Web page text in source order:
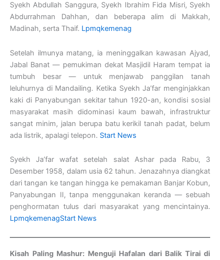
Syekh Abdullah Sanggura, Syekh Ibrahim Fida Misri, Syekh
Abdurrahman Dahhan, dan beberapa alim di Makkah,
Madinah, serta Thaif. Lpmqkemenag
Setelah ilmunya matang, ia meninggalkan kawasan Ajyad,
Jabal Banat — pemukiman dekat Masjidil Haram tempat ia
tumbuh besar — untuk menjawab panggilan tanah
leluhurnya di Mandailing. Ketika Syekh Ja’far menginjakkan
kaki di Panyabungan sekitar tahun 1920-an, kondisi sosial
masyarakat masih didominasi kaum bawah, infrastruktur
sangat minim, jalan berupa batu kerikil tanah padat, belum
ada listrik, apalagi telepon. Start News
Syekh Ja’far wafat setelah salat Ashar pada Rabu, 3
Desember 1958, dalam usia 62 tahun. Jenazahnya diangkat
dari tangan ke tangan hingga ke pemakaman Banjar Kobun,
Panyabungan II, tanpa menggunakan keranda — sebuah
penghormatan tulus dari masyarakat yang mencintainya.
LpmqkemenagStart News
Kisah Paling Mashur: Menguji Hafalan dari Balik Tirai di